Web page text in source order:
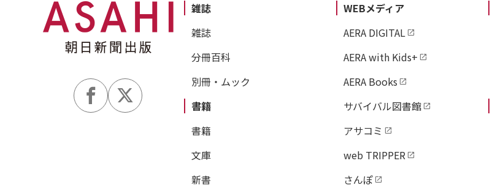
雑誌
雑誌
分冊百科
別冊・ムック
書籍
書籍
文庫
新書
WEBメディア
AERA DIGITAL
AERA with Kids+
AERA Books
サバイバル図書館
アサコミ
web TRIPPER
さんぽ